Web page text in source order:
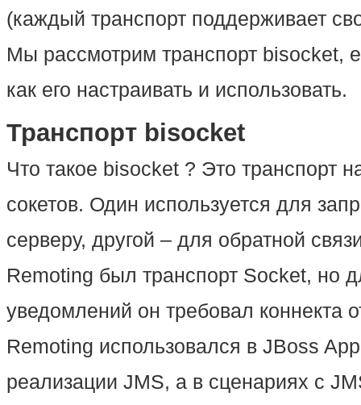
(каждый транспорт поддерживает
Мы рассмотрим транспорт bisocket,
как его настраивать и использовать.
Транспорт bisocket
Что такое bisocket ? Это транспорт
сокетов. Один используется для
серверу, другой – для обратной
Remoting был транспорт Socket, но
уведомлений он требовал коннекта
Remoting использовался в JBoss
реализации JMS, а в сценариях с